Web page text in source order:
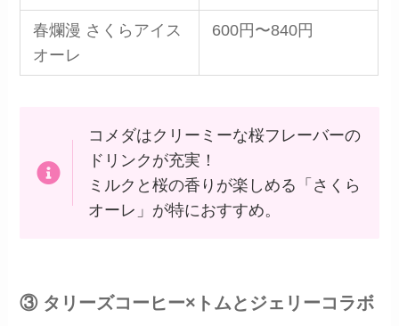
春爛漫 さくらアイス
オーレ
600円〜840円
コメダはクリーミーな桜フレーバーの
ドリンクが充実！
ミルクと桜の香りが楽しめる「さくら
オーレ」が特におすすめ。
③ タリーズコーヒー×トムとジェリーコラボ